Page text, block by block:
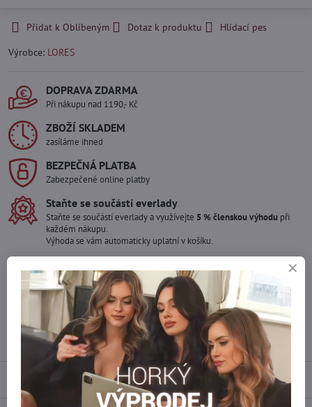
Přidat k Oblíbeným Dotaz k produktu
Hlídací pes
Výrobce: LORES
DOPRAVA ZDARMA
Při nákupu nad 1190,- Kč
ZBOŽÍ SKLADEM
zasíláme ihned
BEZPEČNÁ PLATBA
Zabezpečené online platby
Staňte se součástí everlady
Staňte se součástí everlady a využívejte 5 % členskou výhodu při
každém nákupu.
Výhoda se vám automaticky uplatní v košíku.
Máte zájem o více kusů ?
Kontaktujte nás na mail, zboží pro Vás doskladníme!
info​@everlady​.eu